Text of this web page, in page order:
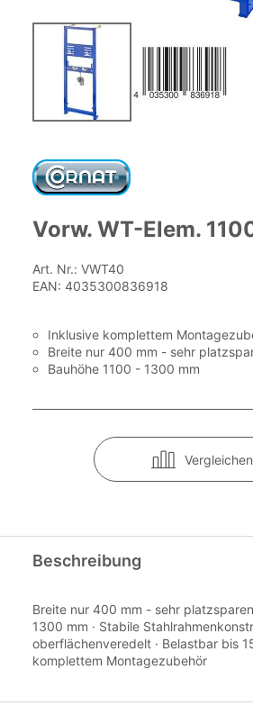
der
Bildgalerie
springen
Vorw. WT-Elem.
Art. Nr.: VWT40
EAN: 4035300836918
Inklusive komplettem
Breite nur 400 mm - sehr
Bauhöhe 1100 - 1300 mm
Vergleichen
Beschreibung
Breite nur 400 mm - sehr
1300 mm · Stabile
oberflächenveredelt · Belastbar bis
komplettem Montagezubehör